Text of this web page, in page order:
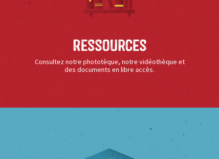
Ressources
Consultez notre phototèque, notre vidéothèque et
des documents en libre accès.